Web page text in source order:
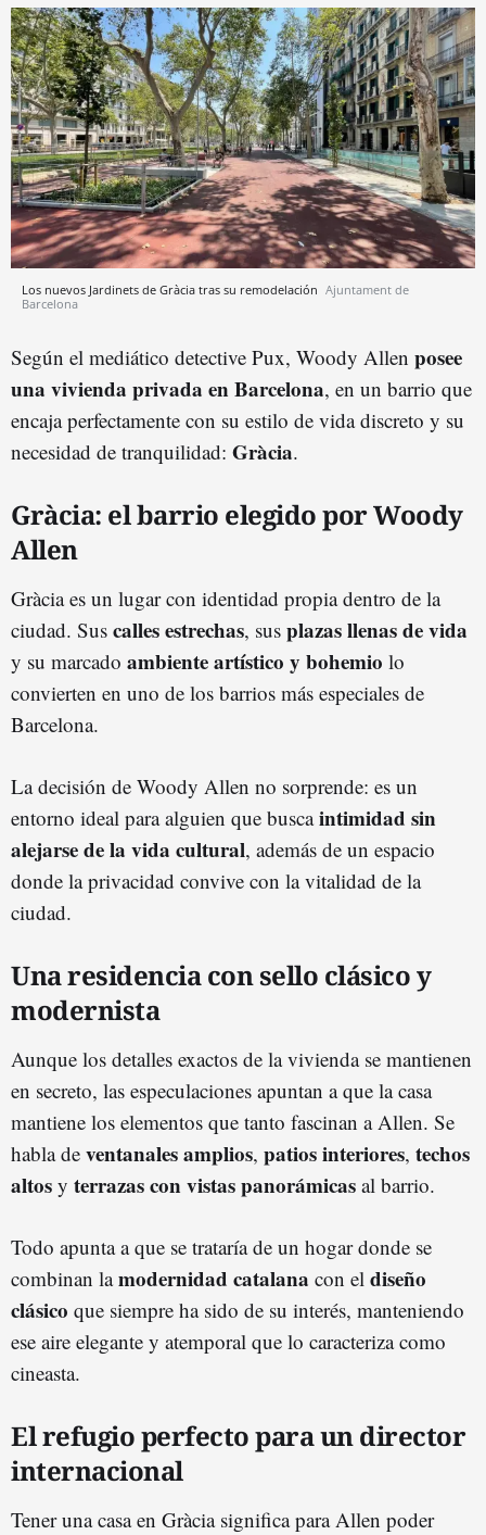
Los nuevos Jardinets de Gràcia tras su remodelación Ajuntament de
Barcelona
Según el mediático detective Pux, Woody Allen posee
una vivienda privada en Barcelona, en un barrio que
encaja perfectamente con su estilo de vida discreto y su
necesidad de tranquilidad: Gràcia.
Gràcia: el barrio elegido por Woody
Allen
Gràcia es un lugar con identidad propia dentro de la
ciudad. Sus calles estrechas, sus plazas llenas de vida
y su marcado ambiente artístico y bohemio lo
convierten en uno de los barrios más especiales de
Barcelona.
La decisión de Woody Allen no sorprende: es un
entorno ideal para alguien que buscaintimidad sin
alejarse de la vida cultural, además de un espacio
donde la privacidad convive con la vitalidad de la
ciudad.
Una residencia con sello clásico y
modernista
Aunque los detalles exactos de la vivienda se mantienen
en secreto, las especulaciones apuntan a que la casa
mantiene los elementos que tanto fascinan a Allen. Se
habla de ventanales amplios, patios interiores, techos
altos y terrazas con vistas panorámicas al barrio.
Todo apunta a que se trataría de un hogar donde se
combinan lamodernidad catalana con el diseño
clásico que siempre ha sido de su interés, manteniendo
ese aire elegante y atemporal que lo caracteriza como
cineasta.
El refugio perfecto para un director
internacional
Tener una casa en Gràcia significa para Allen poder